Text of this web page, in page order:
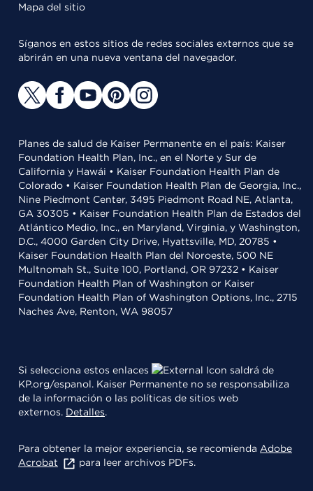
Mapa del sitio
Síganos en estos sitios de redes sociales externos que se
abrirán en una nueva ventana del navegador.
Planes de salud de Kaiser Permanente en el país: Kaiser
Foundation Health Plan, Inc., en el Norte y Sur de
California y Hawái • Kaiser Foundation Health Plan de
Colorado • Kaiser Foundation Health Plan de Georgia, Inc.,
Nine Piedmont Center, 3495 Piedmont Road NE, Atlanta,
GA 30305 • Kaiser Foundation Health Plan de Estados del
Atlántico Medio, Inc., en Maryland, Virginia, y Washington,
D.C., 4000 Garden City Drive, Hyattsville, MD, 20785 •
Kaiser Foundation Health Plan del Noroeste, 500 NE
Multnomah St., Suite 100, Portland, OR 97232 • Kaiser
Foundation Health Plan of Washington or Kaiser
Foundation Health Plan of Washington Options, Inc., 2715
Naches Ave, Renton, WA 98057
Si selecciona estos enlaces
saldrá de
KP.org/espanol. Kaiser Permanente no se responsabiliza
de la información o las políticas de sitios web
externos. Detalles.
Para obtener la mejor experiencia, se recomienda Adobe
Acrobat
para leer archivos PDFs.